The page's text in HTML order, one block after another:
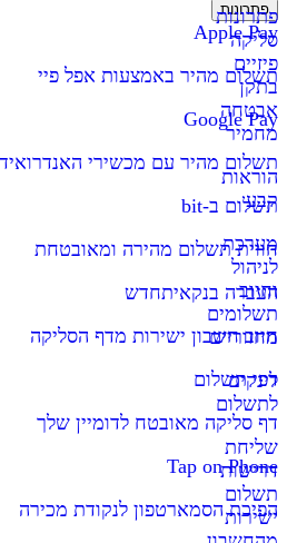
פתרונות
סליקה
פיזיים
בתקן
אבטחה
מחמיר
הוראות
קבע
מערכת
לניהול
וחיוב
תשלומים
מחזוריים
לינקים
לתשלום
שליחת
דרישות
תשלום
ישירות
פתרונות
Apple Pay
תשלום מהיר באמצעות אפל פיי
Google Pay
תשלום מהיר עם מכשירי האנדרואיד
תשלום ב-bit
חווית תשלום מהירה ומאובטחת
העברה בנקאיתחדש
חיוב חשבון ישירות מדף הסליקה
דפי תשלום
דף סליקה מאובטח לדומיין שלך
Tap on Phone
הפיכת הסמארטפון לנקודת מכירה